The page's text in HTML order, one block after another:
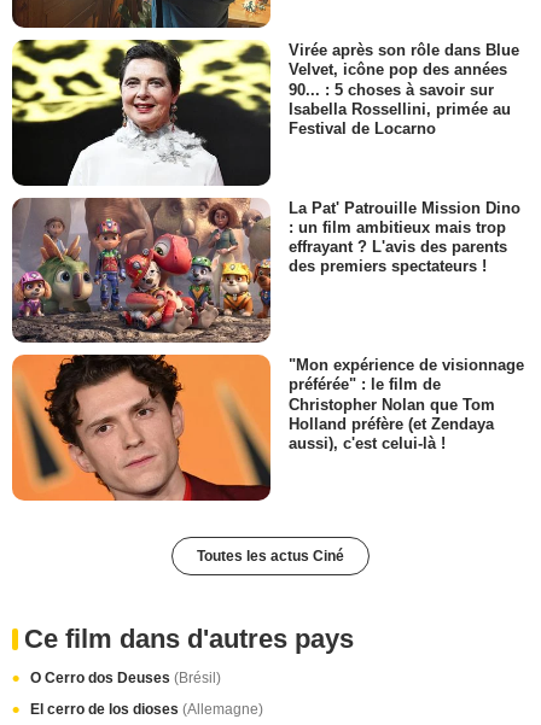
Virée après son rôle dans Blue
Velvet, icône pop des années
90... : 5 choses à savoir sur
Isabella Rossellini, primée au
Festival de Locarno
La Pat' Patrouille Mission Dino
: un film ambitieux mais trop
effrayant ? L'avis des parents
des premiers spectateurs !
"Mon expérience de visionnage
préférée" : le film de
Christopher Nolan que Tom
Holland préfère (et Zendaya
aussi), c'est celui-là !
Toutes les actus Ciné
Ce film dans d'autres pays
O Cerro dos Deuses (Brésil)
El cerro de los dioses (Allemagne)